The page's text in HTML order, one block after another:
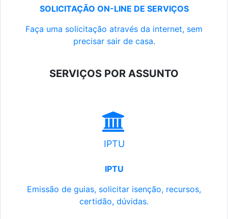
SOLICITAÇÃO ON-LINE DE SERVIÇOS
Faça uma solicitação através da internet, sem
precisar sair de casa.
SERVIÇOS POR ASSUNTO
IPTU
IPTU
Emissão de guias, solicitar isenção, recursos,
certidão, dúvidas.